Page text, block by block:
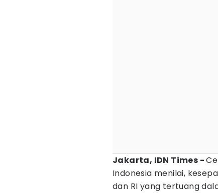
Jakarta, IDN Times -
Indonesia menilai,
dan RI yang tertuang